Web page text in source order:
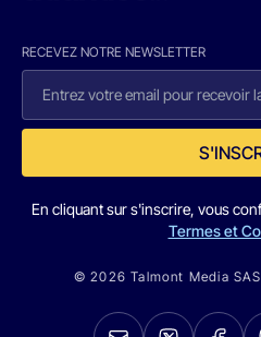
RECEVEZ NOTRE NEWSLETTER
En cliquant sur s'inscrire, vous
Termes et
© 2026 Talmont Media